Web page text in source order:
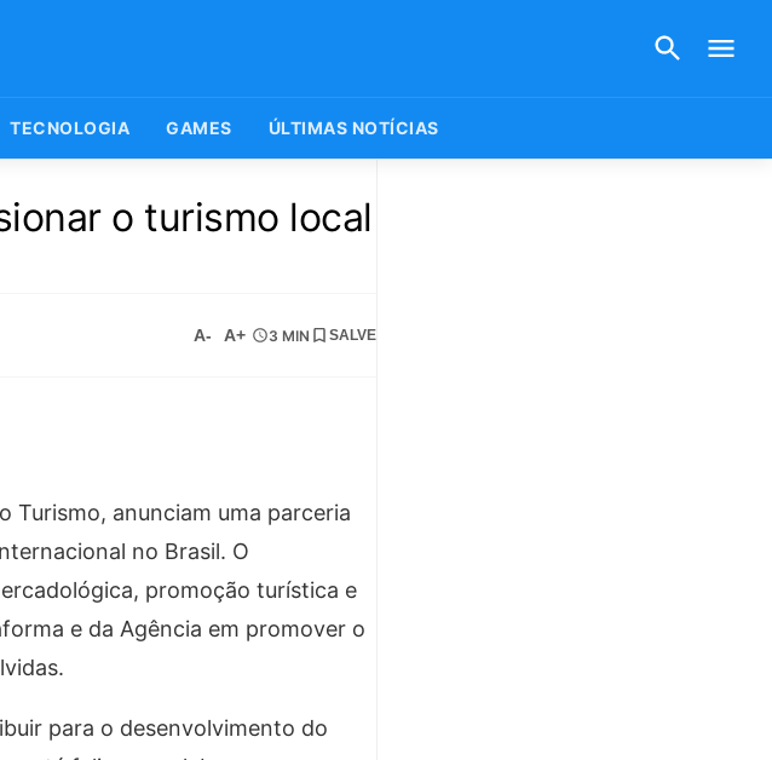
TECNOLOGIA GAMES ÚLTIMAS NOTÍCIAS
o turismo local
A- A+ 3 MIN SALVE
Turismo, anunciam uma parceria
no Brasil. O
promoção turística e
e da Agência em promover o
para o desenvolvimento do